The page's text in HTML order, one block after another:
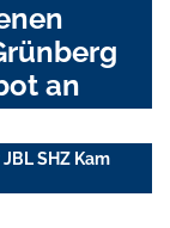
an
SHZ Kam